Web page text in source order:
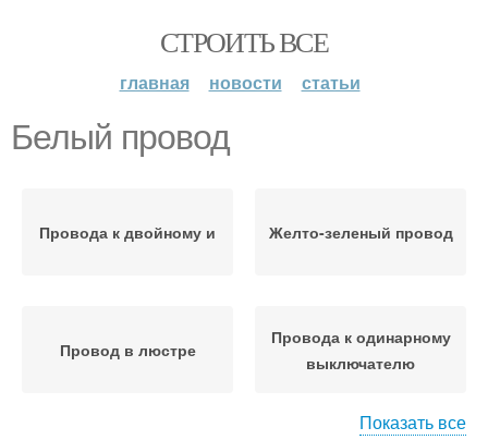
СТРОИТЬ ВСЕ
главная новости статьи
Белый провод
Провода к двойному и Желто-зеленый провод
Провод в люстре
Провода к одинарному
выключателю
Показать все